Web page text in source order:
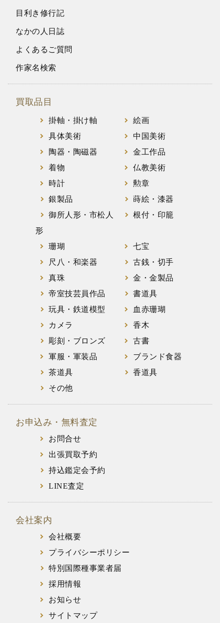
目利き修行記
なかの人日誌
よくあるご質問
作家名検索
買取品目
掛軸・掛け軸
絵画
具体美術
中国美術
陶器・陶磁器
金工作品
着物
仏教美術
時計
勲章
銀製品
蒔絵・漆器
御所人形・市松人
形
根付・印籠
珊瑚
七宝
尺八・和楽器
古銭・切手
真珠
金・金製品
帝室技芸員作品
書道具
玩具・鉄道模型
血赤珊瑚
カメラ
香木
彫刻・ブロンズ
古書
軍服・軍装品
ブランド食器
茶道具
香道具
その他
お申込み・無料査定
お問合せ
出張買取予約
持込鑑定会予約
LINE査定
会社案内
会社概要
プライバシーポリシー
特別国際種事業者届
採用情報
お知らせ
サイトマップ